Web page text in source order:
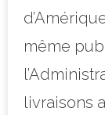
même
livraisons